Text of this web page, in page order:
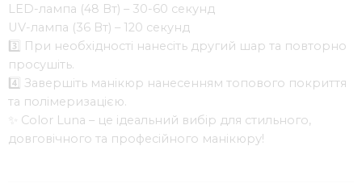
LED-лампа (48 Вт) – 30-60 секунд
UV-лампа (36 Вт) – 120 секунд
3️⃣ При необхідності нанесіть другий шар та повторно
просушіть.
4️⃣ Завершіть манікюр нанесенням топового покриття
та полімеризацією.
✨ Color Luna – це ідеальний вибір для стильного,
довговічного та професійного манікюру!